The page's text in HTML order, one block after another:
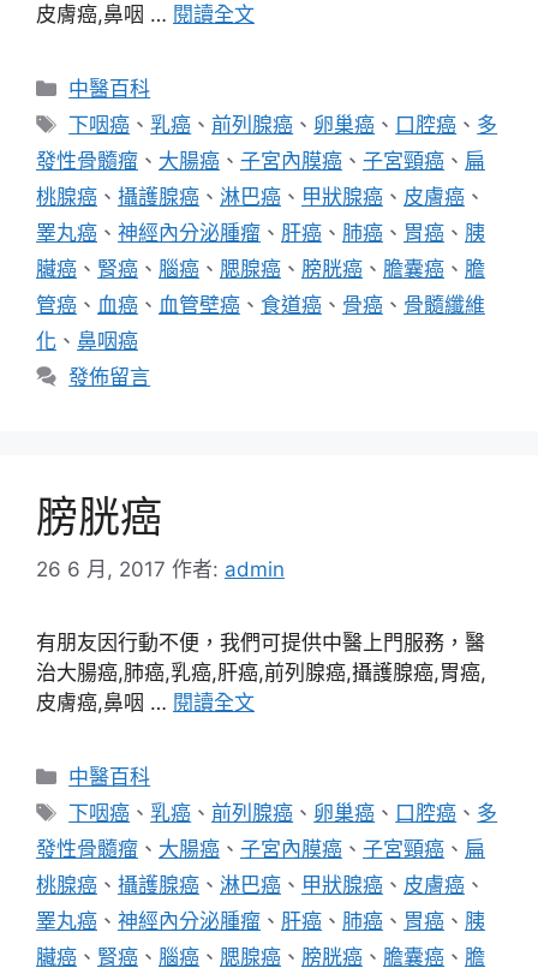
皮膚癌,鼻咽 … 閱讀全文
分
類
中醫百科
標
籤
下咽癌 、 乳癌 、前列腺癌 、 卵巢癌 、 口腔癌 、 多
發性骨髓瘤 、 大腸癌 、 子宮內膜癌 、 子宮頸癌 、 扁
桃腺癌 、 攝護腺癌 、 淋巴癌 、 甲狀腺癌 、 皮膚癌 、
睪丸癌 、 神經內分泌腫瘤 、 肝癌 、 肺癌 、 胃癌 、 胰
臟癌 、 腎癌 、 腦癌 、 腮腺癌 、 膀胱癌 、 膽囊癌 、 膽
管癌 、 血癌 、 血管壁癌 、 食道癌 、 骨癌 、 骨髓纖維
化 、 鼻咽癌
發佈留言
膀胱癌
26 6 月, 2017 作者: admin
有朋友因行動不便，我們可提供中醫上門服務，醫
治大腸癌,肺癌,乳癌,肝癌,前列腺癌,攝護腺癌,胃癌,
皮膚癌,鼻咽 … 閱讀全文
分
類
中醫百科
標
籤
下咽癌 、 乳癌 、前列腺癌 、 卵巢癌 、 口腔癌 、 多
發性骨髓瘤 、 大腸癌 、 子宮內膜癌 、 子宮頸癌 、 扁
桃腺癌 、 攝護腺癌 、 淋巴癌 、 甲狀腺癌 、 皮膚癌 、
睪丸癌 、 神經內分泌腫瘤 、 肝癌 、 肺癌 、 胃癌 、 胰
臟癌 、 腎癌 、 腦癌 、 腮腺癌 、 膀胱癌 、 膽囊癌 、 膽